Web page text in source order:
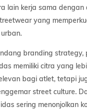
lain kerja sama dengan
yang
branding strategy,
memiliki citra yang
bagi atlet, tetapi
street culture.
sering menonjolkan